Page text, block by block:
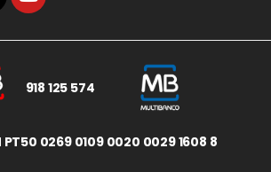
918 125 574
PT50 0269 0109 0020 0029 1608 8